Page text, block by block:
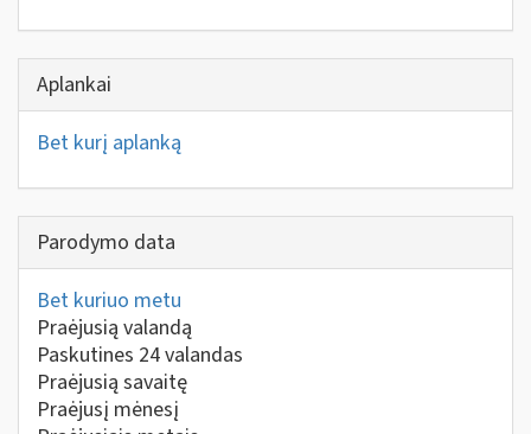
Aplankai
Bet kurį aplanką
Parodymo data
Bet kuriuo metu
Praėjusią valandą
Paskutines 24 valandas
Praėjusią savaitę
Praėjusį mėnesį